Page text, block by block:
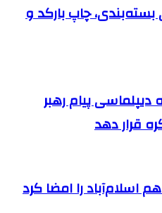
بسته‌بندی، چاپ بارکد و
پیام رهبر
قرار دهد
اسلام‌آباد را امضا کرد